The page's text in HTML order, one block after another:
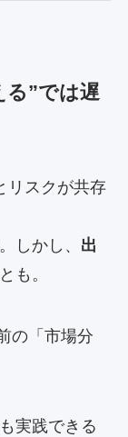
る”では遅
リスクが共存
しかし、 出
も。
の「市場分
実践できる